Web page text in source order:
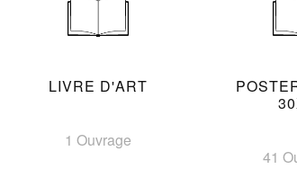
LIVRE D'ART
1 Ouvrage
41